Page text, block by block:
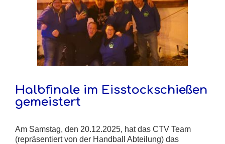
Halbfinale im Eisstockschießen
gemeistert
Am Samstag, den 20.12.2025, hat das CTV Team
(repräsentiert von der Handball Abteilung) das